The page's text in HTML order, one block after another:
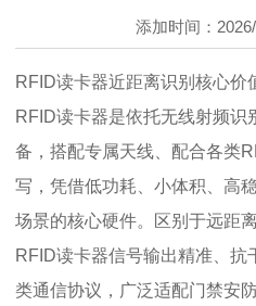
添加时间：
RFID读卡器近距离识别核心价
RFID读卡器是依托无线射频识
备，搭配专属天线、配合各类
写，凭借低功耗、小体积、高
场景的核心硬件。区别于远距
RFID读卡器信号输出精准、抗
类通信协议，广泛适配门禁安